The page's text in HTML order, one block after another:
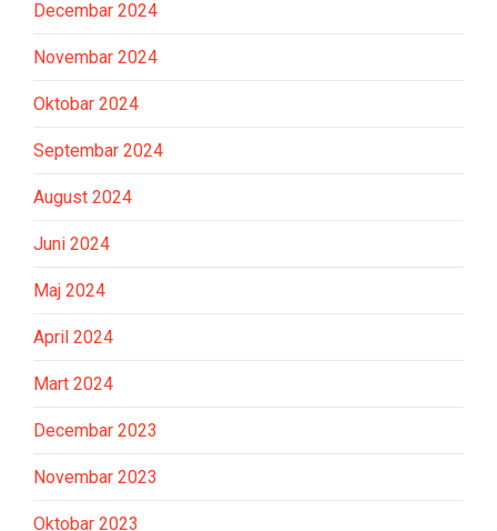
Decembar 2024
Novembar 2024
Oktobar 2024
Septembar 2024
August 2024
Juni 2024
Maj 2024
April 2024
Mart 2024
Decembar 2023
Novembar 2023
Oktobar 2023